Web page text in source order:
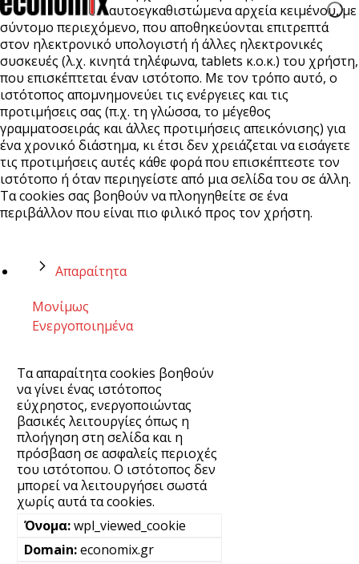
αυτοεγκαθιστώμενα αρχεία κειμένου, με
σύντομο περιεχόμενο, που αποθηκεύονται επιτρεπτά
στον ηλεκτρονικό υπολογιστή ή άλλες ηλεκτρονικές
συσκευές (λ.χ. κινητά τηλέφωνα, tablets κ.ο.κ.) του χρήστη,
που επισκέπτεται έναν ιστότοπο. Με τον τρόπο αυτό, ο
ιστότοπος απομνημονεύει τις ενέργειες και τις
προτιμήσεις σας (π.χ. τη γλώσσα, το μέγεθος
γραμματοσειράς και άλλες προτιμήσεις απεικόνισης) για
ένα χρονικό διάστημα, κι έτσι δεν χρειάζεται να εισάγετε
τις προτιμήσεις αυτές κάθε φορά που επισκέπτεστε τον
ιστότοπο ή όταν περιηγείστε από μια σελίδα του σε άλλη.
Τα cookies σας βοηθούν να πλοηγηθείτε σε ένα
περιβάλλον που είναι πιο φιλικό προς τον χρήστη.
Απαραίτητα
Μονίμως
Ενεργοποιημένα
Τα απαραίτητα cookies βοηθούν
να γίνει ένας ιστότοπος
εύχρηστος, ενεργοποιώντας
βασικές λειτουργίες όπως η
πλοήγηση στη σελίδα και η
πρόσβαση σε ασφαλείς περιοχές
του ιστότοπου. Ο ιστότοπος δεν
μπορεί να λειτουργήσει σωστά
χωρίς αυτά τα cookies.
wpl_viewed_cookie
economix.gr